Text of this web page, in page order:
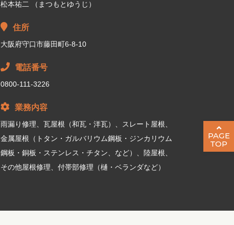
PAGE
TOP
松本祐二 （まつもとゆうじ）
住所
大阪府守口市藤田町6-8-10
電話番号
0800-111-3226
業務内容
雨漏り修理、瓦屋根（和瓦・洋瓦）、スレート屋根、
金属屋根（トタン・ガルバリウム鋼板・ジンカリウム
鋼板・銅板・ステンレス・チタン、など）、陸屋根、
その他屋根修理、付帯部修理（樋・ベランダなど）